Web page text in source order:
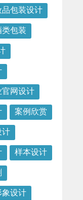
品包装设计
类包装
官网设计
案例欣赏
计
样本设计
象设计